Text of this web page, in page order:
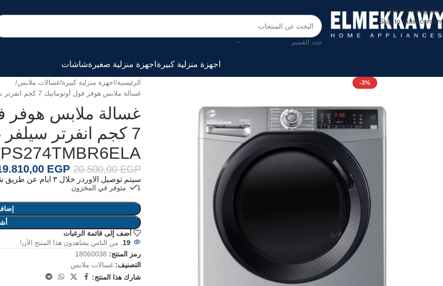
Skip to navigation
Skip to main content
حدد القسم
اجهزة منزلية كبيرة اجهزة منزلية صغيرةشاشات
-3% الرئيسية اجهزة منزلية كبيرة غسالات ملابس
غسالة ملابس هوفر فول أوتوماتيك 7 كجم انفرتر سيلفر غامق H3WPS274TMBR6ELA
غسالة ملابس هوفر
7 كجم انفرتر
20.500,00EGP
EGP
سيتم توصيل الاوردر خلال ٣ ايام عن طريق شركة الشحن الخاصة بنا
1 متوفر في المخزون
أضف إلى قائمة الرغبات
19 من الناس يشاهدون هذا المنتج الآن!
رمز المنتج: 18060038
التصنيف: غسالات ملابس
شارك هذا المنتج: